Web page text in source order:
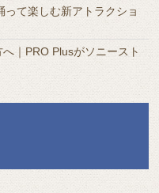
て楽しむ新アトラクショ
｜PRO Plusがソニースト